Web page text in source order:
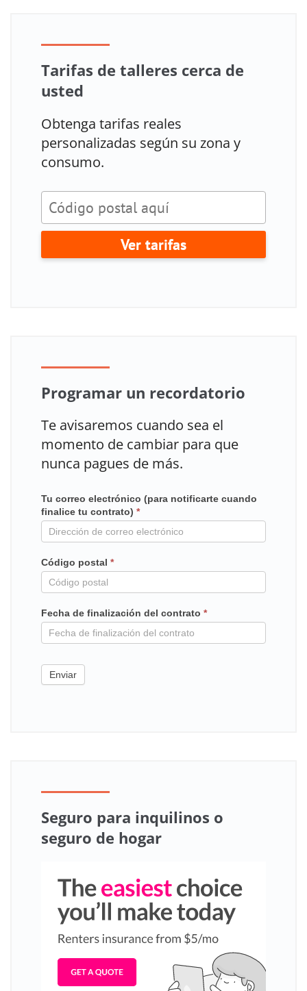
Tarifas de talleres cerca de
usted
Obtenga tarifas reales
personalizadas según su zona y
consumo.
Ver tarifas
Programar un recordatorio
Te avisaremos cuando sea el
momento de cambiar para que
nunca pagues de más.
Mailchimp
en
contrato
Tu correo electrónico (para notificarte cuando
finalice tu contrato) *
Código postal *
Fecha de finalización del contrato *
Enviar
Seguro para inquilinos o
seguro de hogar